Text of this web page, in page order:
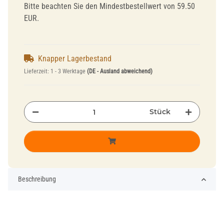
Bitte beachten Sie den Mindestbestellwert von 59.50
EUR.
Knapper Lagerbestand
Lieferzeit: 1 - 3 Werktage (DE - Ausland abweichend)
Stück
Beschreibung